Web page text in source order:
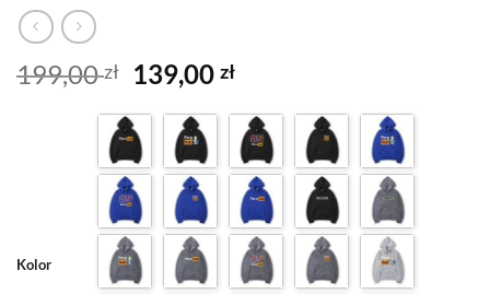
199,00zł
Pierwotna
cena
wynosiła:
199,00 zł.
139,00złAktualna
wynosi:
139,00 zł.
Kolor